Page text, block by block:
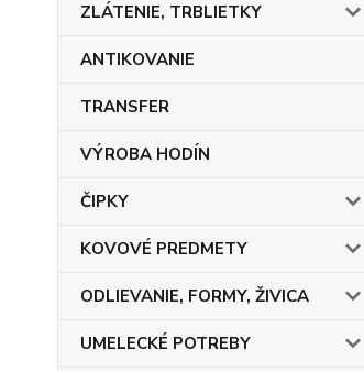
ZLÁTENIE, TRBLIETKY
ANTIKOVANIE
TRANSFER
VÝROBA HODÍN
ČIPKY
KOVOVÉ PREDMETY
ODLIEVANIE, FORMY, ŽIVICA
UMELECKÉ POTREBY